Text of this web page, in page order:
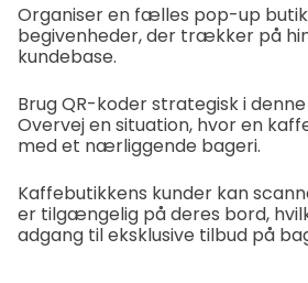
Organiser en fælles pop-up
begivenheder, der trækker på
kundebase.
Brug QR-koder strategisk i
Overvej en situation, hvor en
med et nærliggende bageri.
Kaffebutikkens kunder kan
er tilgængelig på deres bord,
adgang til eksklusive tilbud på